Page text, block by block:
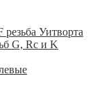
Уитворта
G, Rc и K